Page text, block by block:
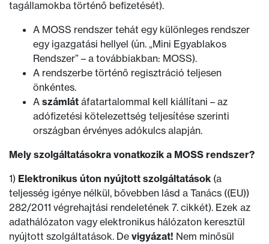
tagállamokba történő befizetését).
A MOSS rendszer tehát egy különleges rendszer
egy igazgatási hellyel (ún. „Mini Egyablakos
Rendszer” – a továbbiakban: MOSS).
A rendszerbe történő regisztráció teljesen
önkéntes.
A számlát áfatartalommal kell kiállítani – az
adófizetési kötelezettség teljesítése szerinti
országban érvényes adókulcs alapján.
Mely szolgáltatásokra vonatkozik a MOSS rendszer?
1) Elektronikus úton nyújtott szolgáltatások (a
teljesség igénye nélkül, bővebben lásd a Tanács ((EU))
282/2011 végrehajtási rendeletének 7. cikkét). Ezek az
adathálózaton vagy elektronikus hálózaton keresztül
nyújtott szolgáltatások. De vigyázat! Nem minősül